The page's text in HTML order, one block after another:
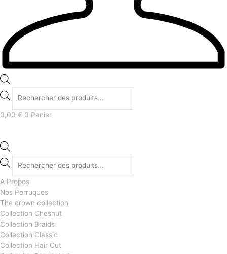
0,00 € 0 Panier
A Propos
Nos Perruques
The crown collection
Collection Chesnut
Collection Braids
Collection Classic
Collection Hair Cut